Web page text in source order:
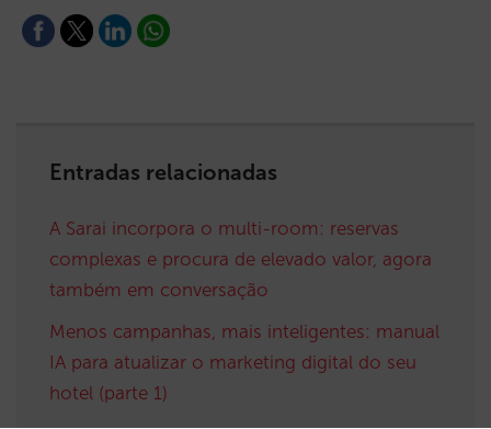
Entradas relacionadas
A Sarai incorpora o multi-room: reservas
complexas e procura de elevado valor, agora
também em conversação
Menos campanhas, mais inteligentes: manual
IA para atualizar o marketing digital do seu
hotel (parte 1)